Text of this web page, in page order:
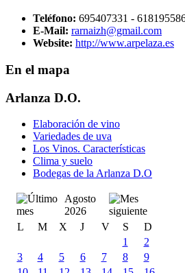
Teléfono: 695407331 -
E-Mail: rarnaizh@gmail.com
Website: http://www.arpelaza.es
En el mapa
Arlanza D.O.
Elaboración de vino
Variedades de uva
Los Vinos. Características
Clima y suelo
Bodegas de la Arlanza D.O
Agosto
2026
L
M X J V S
D
1
2
3
4 5 6 7 8
9